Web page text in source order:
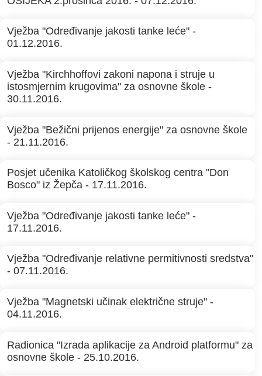
Vježba "Određivanje jakosti tanke leće" -
01.12.2016.
Vježba "Kirchhoffovi zakoni napona i struje u
istosmjernim krugovima" za osnovne škole -
30.11.2016.
Vježba "Bežični prijenos energije" za osnovne škole
- 21.11.2016.
Posjet učenika Katoličkog školskog centra "Don
Bosco" iz Žepča - 17.11.2016.
Vježba "Određivanje jakosti tanke leće" -
17.11.2016.
Vježba "Određivanje relativne permitivnosti sredstva"
- 07.11.2016.
Vježba "Magnetski učinak električne struje" -
04.11.2016.
Radionica "Izrada aplikacije za Android platformu" za
osnovne škole - 25.10.2016.